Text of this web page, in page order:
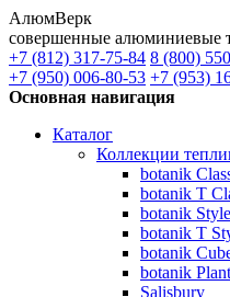
АлюмВерк
совершенные алюминиевые
+7 (812) 317-75-84 8 (800)
+7 (950) 006-80-53 +7 (953)
Основная навигация
Каталог
Коллекции
botanik
botanik T
botanik
botanik Т
botanik
botanik
Salisbury